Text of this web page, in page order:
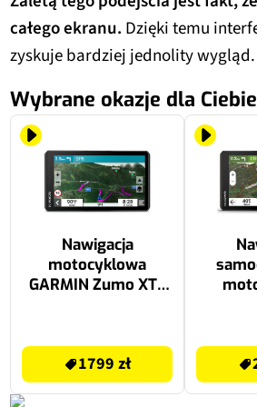
całego ekranu. Dzięki temu
zyskuje bardziej jednolity wygląd.
Wybrane okazje dla Ciebie
Nawigacja
motocyklowa
GARMIN Zumo XT2
dodatkowe mapy
1799 zł
w